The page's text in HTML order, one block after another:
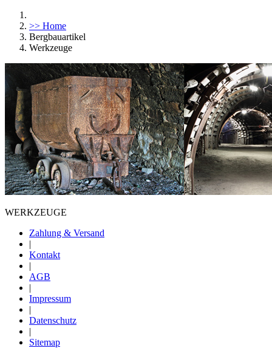
>> Home
Bergbauartikel
Werkzeuge
WERKZEUGE
Zahlung & Versand
|
Kontakt
|
AGB
|
Impressum
|
Datenschutz
|
Sitemap